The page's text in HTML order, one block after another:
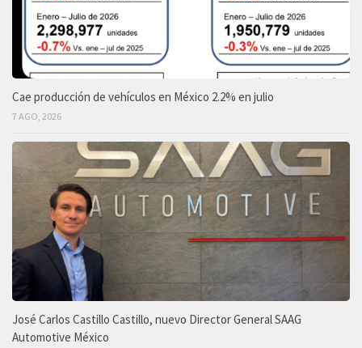
Cae producción de vehículos en México 2.2% en julio
7 AGO, 2026
José Carlos Castillo Castillo, nuevo Director General SAAG
Automotive México